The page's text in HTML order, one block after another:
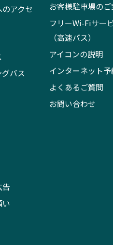
アクセ
バス
お客様駐車場のご
フリーWi-Fiサー
（高速バス）
アイコンの説明
インターネット予
よくあるご質問
お問い合わせ